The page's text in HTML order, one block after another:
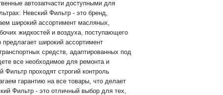
автозапчасти доступными для
Невский Фильтр - это бренд,
широкий ассортимент масляных,
жидкостей и воздуха, поступающего
широкий ассортимент
средств, адаптированных под
все необходимое для ремонта и
Фильтр проходят строгий контроль
гарантию на все товары, что делает
Фильтр - это отличный выбор для тех,